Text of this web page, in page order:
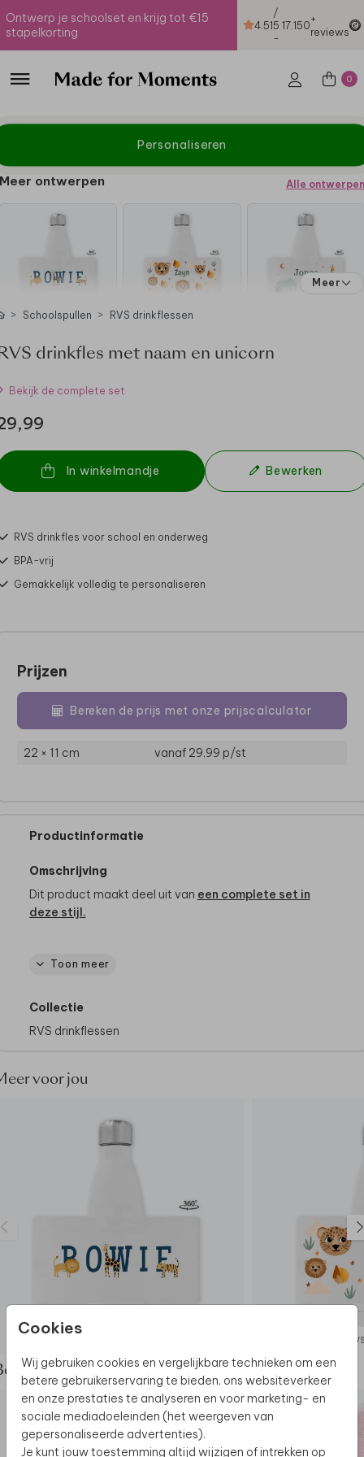
Ontwerp je schoolset en krijg tot €15
stapelkorting
4.51
/
5
-
17.150+
reviews
0
Cookies
Wij gebruiken cookies en vergelijkbare technieken om een
betere gebruikerservaring te bieden, ons websiteverkeer
en onze prestaties te analyseren en voor marketing- en
sociale mediadoeleinden (het weergeven van
gepersonaliseerde advertenties).
Je kunt jouw toestemming altijd wijzigen of intrekken op
Personaliseren
Meer ontwerpen Alle ontwerpen
Meer
Schoolspullen RVS drinkflessen
drinkfles met naam en unicorn
Bekijk de complete set
In winkelmandje Bewerken
RVS drinkfles voor school en onderweg
BPA-vrij
Gemakkelijk volledig te personaliseren
Prijzen
Bereken de prijs met onze prijscalculator
22 × 11 cm vanaf 29,99 p/st
Productinformatie
Omschrijving
Dit product maakt deel uit van een complete set in
deze stijl.
- Materiaal: roestvrijstaal
- Inhoud: 500 ml
- BPA-vrij
- Met de hand afwassen
Toon meer
Collectie
RVS drinkflessen
voor jou
de complete set